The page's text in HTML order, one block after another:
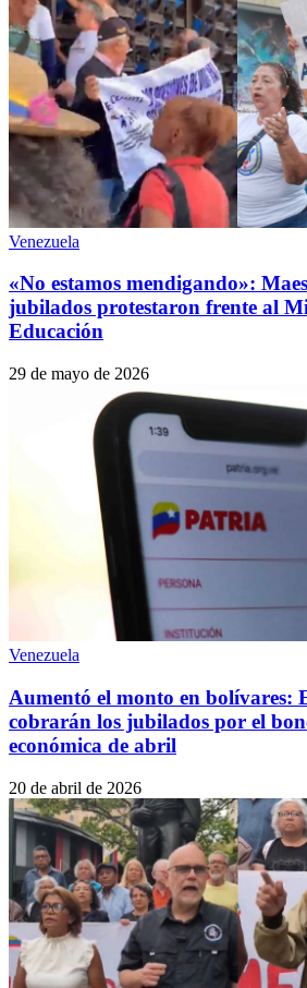
Venezuela
«No estamos mendigando»:
jubilados protestaron frente al
Educación
29 de mayo de 2026
Venezuela
Aumentó el monto en bolívares:
cobrarán los jubilados por el
económica de abril
20 de abril de 2026